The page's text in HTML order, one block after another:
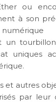
ou
à son
un
uniques
et autres
par leur